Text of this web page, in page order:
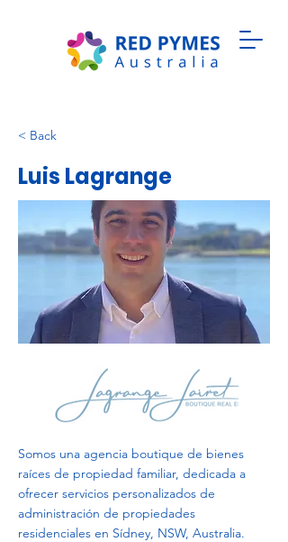
< Back
Luis Lagrange
Somos una agencia boutique de bienes
raíces de propiedad familiar, dedicada a
ofrecer servicios personalizados de
administración de propiedades
residenciales en Sídney, NSW, Australia.